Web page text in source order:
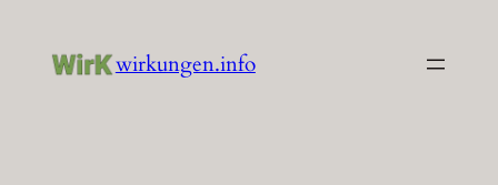
Inhalt
wirkungen.info